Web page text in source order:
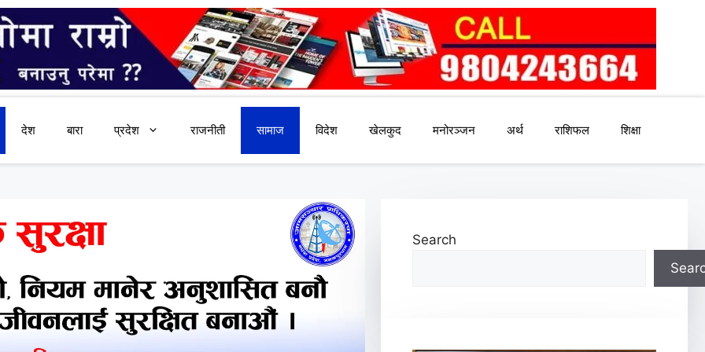
देश बारा प्रदेश राजनीती सामाज विदेश खेलकुद मनोरञ्जन अर्थ राशिफल शिक्षा
Search